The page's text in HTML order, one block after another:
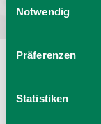
Cookies, wenn
Notwendig
Präferenzen
Statistiken